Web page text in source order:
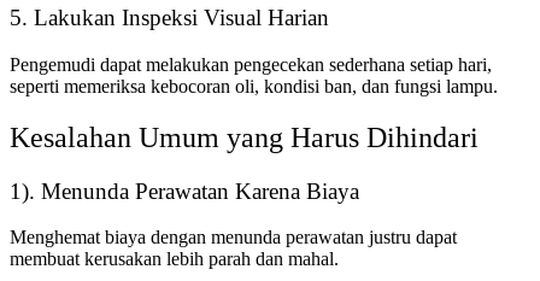
5. Lakukan Inspeksi Visual Harian
Pengemudi dapat melakukan pengecekan sederhana setiap hari,
seperti memeriksa kebocoran oli, kondisi ban, dan fungsi lampu.
Kesalahan Umum yang Harus Dihindari
1). Menunda Perawatan Karena Biaya
Menghemat biaya dengan menunda perawatan justru dapat
membuat kerusakan lebih parah dan mahal.